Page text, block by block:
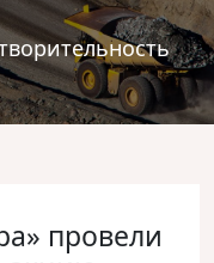
провели